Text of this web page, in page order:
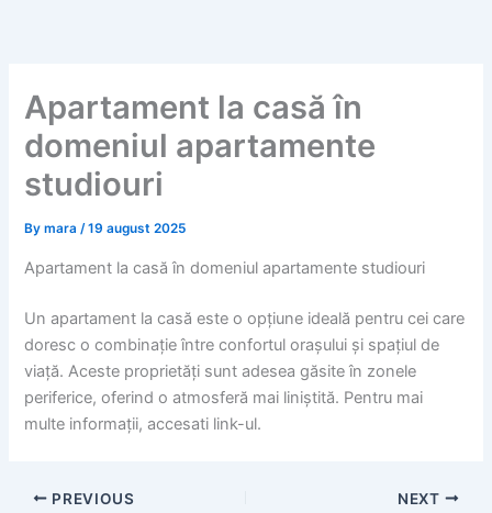
Apartament la casă în
domeniul apartamente
studiouri
Bymara/19 august 2025
Apartament la casă în domeniul apartamente studiouri
Un apartament la casă este o opțiune ideală pentru cei care
doresc o combinație între confortul orașului și spațiul de
viață. Aceste proprietăți sunt adesea găsite în zonele
periferice, oferind o atmosferă mai liniștită. Pentru mai
multe informații, accesati link-ul.
PREVIOUS NEXT